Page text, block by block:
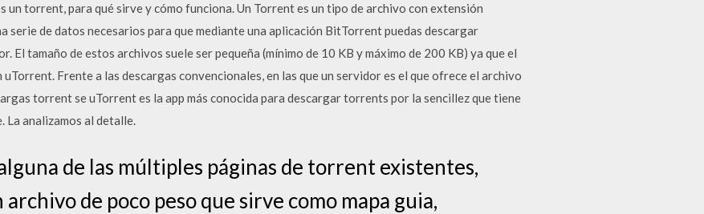
un torrent, para qué sirve y cómo funciona. Un Torrent es un tipo de archivo con extensión
serie de datos necesarios para que mediante una aplicación BitTorrent puedas descargar
El tamaño de estos archivos suele ser pequeña (mínimo de 10 KB y máximo de 200 KB) ya que el
Frente a las descargas convencionales, en las que un servidor es el que ofrece el archivo
torrent se uTorrent es la app más conocida para descargar torrents por la sencillez que tiene
La analizamos al detalle.
de las múltiples páginas de torrent existentes,
de poco peso que sirve como mapa guia,